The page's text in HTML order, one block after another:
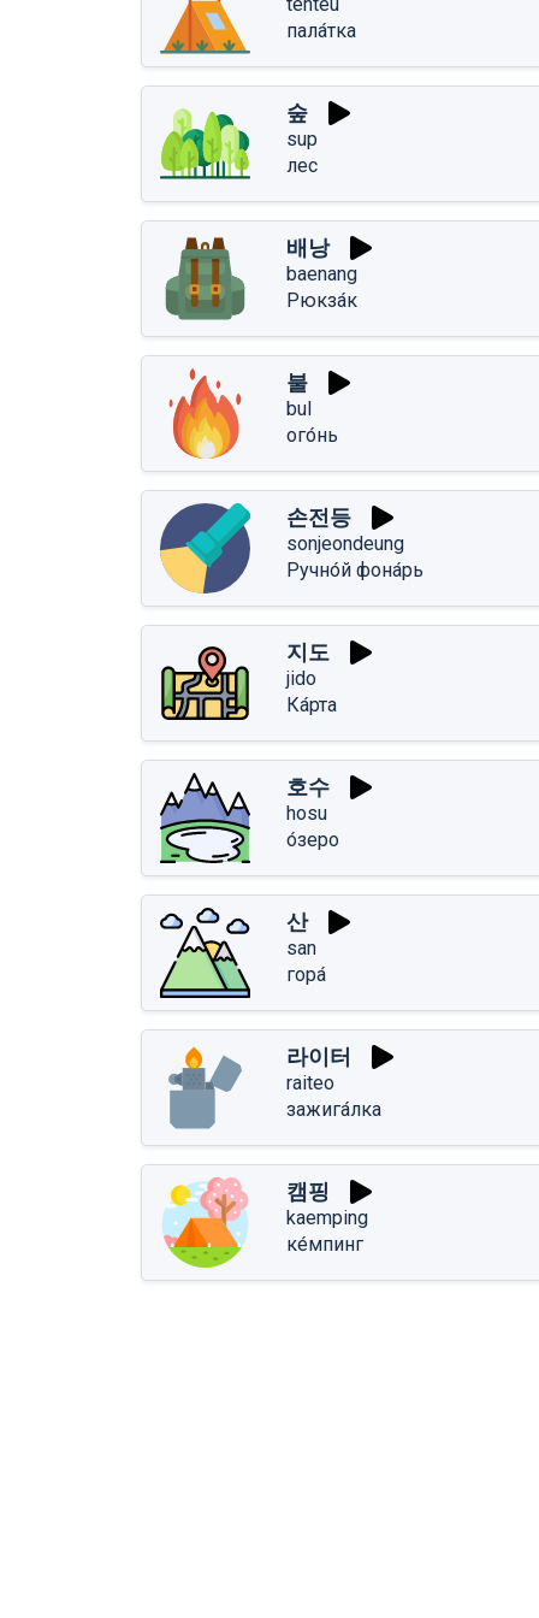
пала́тка
숲
sup
лес
배낭
baenang
Рюкза́к
불
bul
ого́нь
손전등
sonjeondeung
Ручно́й фона́рь
지도
jido
Ка́рта
호수
hosu
о́зеро
산
san
гора́
라이터
raiteo
зажига́лка
캠핑
kaemping
ке́мпинг